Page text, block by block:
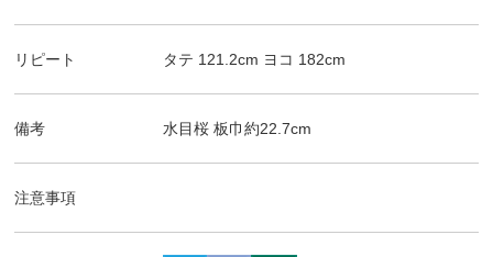
リピート タテ 121.2cm ヨコ 182cm
備考 水目桜 板巾約22.7cm
注意事項